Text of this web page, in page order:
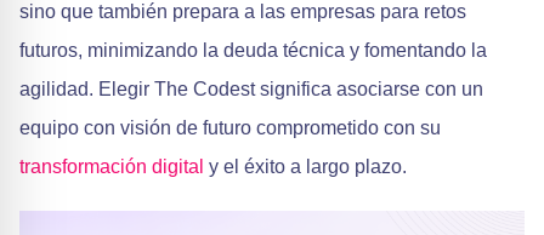
sino que también prepara a las empresas para retos
futuros, minimizando la deuda técnica y fomentando la
agilidad. Elegir The Codest significa asociarse con un
equipo con visión de futuro comprometido con su
transformación digital y el éxito a largo plazo.